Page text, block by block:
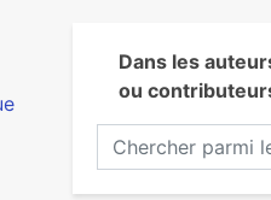
Dans les
ou
Chercher parmi